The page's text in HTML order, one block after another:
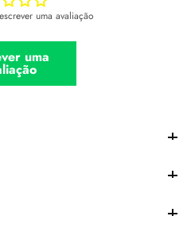
uma avaliação
uma
e horário
Promoções